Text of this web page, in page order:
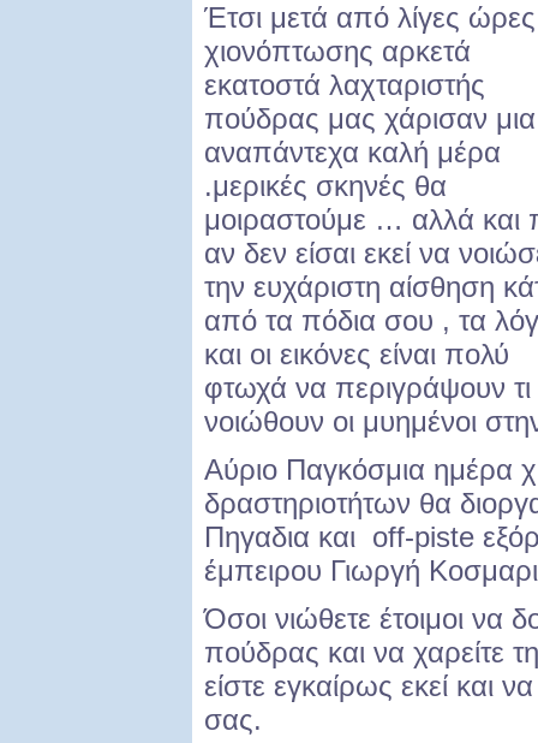
Έτσι μετά από λίγες ώρες
χιονόπτωσης αρκετά
εκατοστά λαχταριστής
πούδρας μας χάρισαν μια
αναπάντεχα καλή μέρα
.μερικές σκηνές θα
μοιραστούμε … αλλά και
αν δεν είσαι εκεί να
την ευχάριστη αίσθηση
από τα πόδια σου , τα
και οι εικόνες είναι πολύ
φτωχά να περιγράψουν τι
νοιώθουν οι μυημένοι
Αύριο Παγκόσμια ημέρα
δραστηριοτήτων θα
Πηγαδια και off-piste
έμπειρου Γιωργή
Όσοι νιώθετε έτοιμοι να
πούδρας και να χαρείτε
είστε εγκαίρως εκεί και
σας.